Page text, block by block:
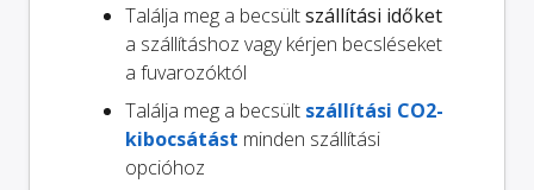
Találja meg a becsültszállítási időket
a szállításhoz vagy kérjen becsléseket
a fuvarozóktól
Találja meg a becsült szállítási CO2-
kibocsátást minden szállítási
opcióhoz